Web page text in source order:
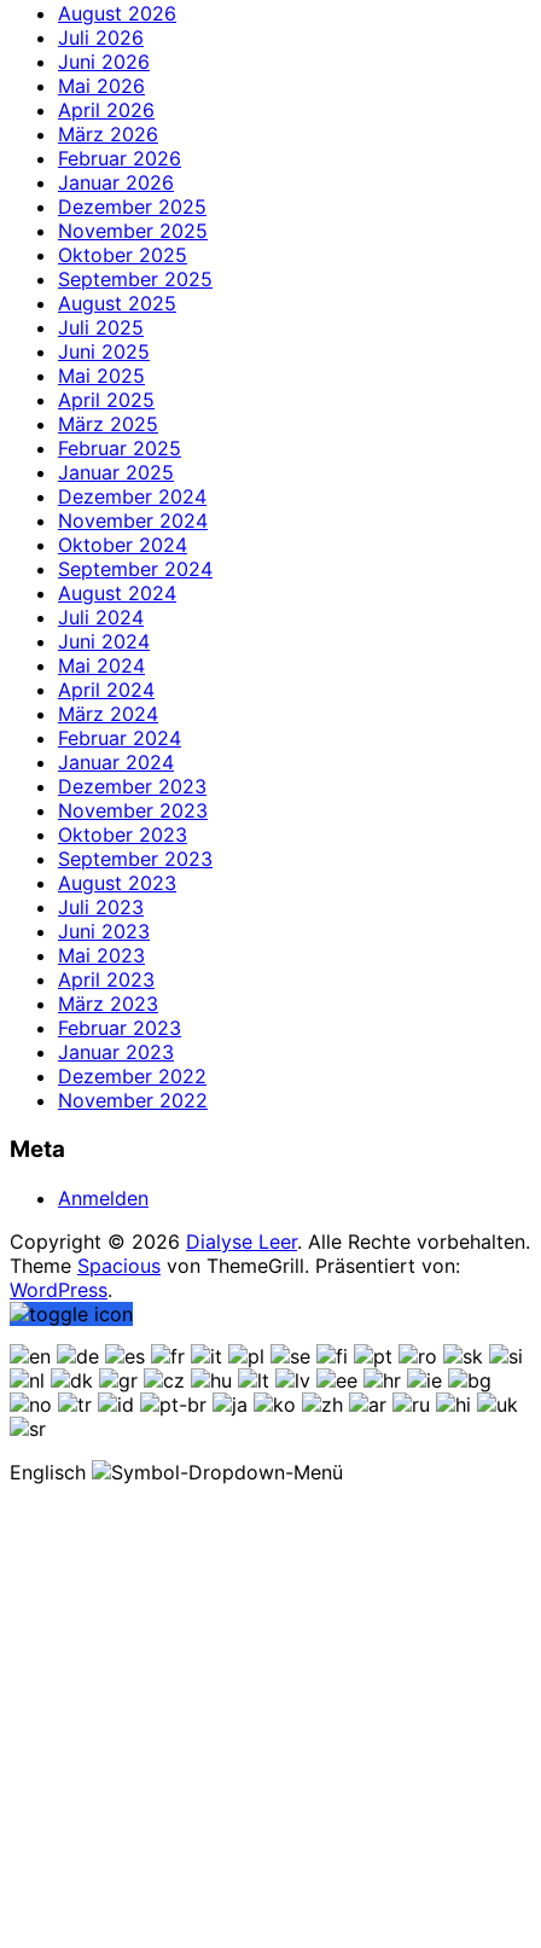
August 2026
Juli 2026
Juni 2026
Mai 2026
April 2026
März 2026
Februar 2026
Januar 2026
Dezember 2025
November 2025
Oktober 2025
September 2025
August 2025
Juli 2025
Juni 2025
Mai 2025
April 2025
März 2025
Februar 2025
Januar 2025
Dezember 2024
November 2024
Oktober 2024
September 2024
August 2024
Juli 2024
Juni 2024
Mai 2024
April 2024
März 2024
Februar 2024
Januar 2024
Dezember 2023
November 2023
Oktober 2023
September 2023
August 2023
Juli 2023
Juni 2023
Mai 2023
April 2023
März 2023
Februar 2023
Januar 2023
Dezember 2022
November 2022
Meta
Anmelden
Copyright © 2026 Dialyse Leer. Alle Rechte vorbehalten.
Theme Spacious von ThemeGrill. Präsentiert von:
WordPress.
Englisch